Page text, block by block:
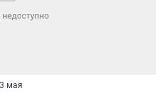
мая